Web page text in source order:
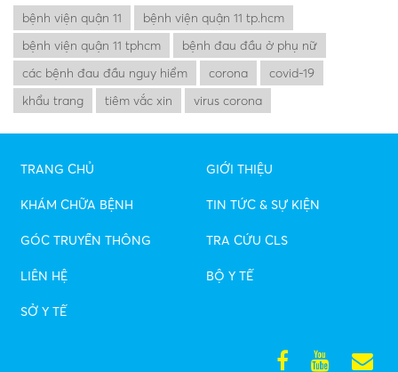
bệnh viện quận 11
bệnh viện quận 11 tp.hcm
bệnh viện quận 11 tphcm
bệnh đau đầu ở phụ nữ
các bệnh đau đầu nguy hiểm
corona
covid-19
khẩu trang
tiêm vắc xin virus corona
TRANG CHỦ GIỚI THIỆU
KHÁM CHỮA BỆNH TIN TỨC & SỰ KIỆN
GÓC TRUYỀN THÔNG TRA CỨU CLS
LIÊN HỆ BỘ Y TẾ
SỞ Y TẾ